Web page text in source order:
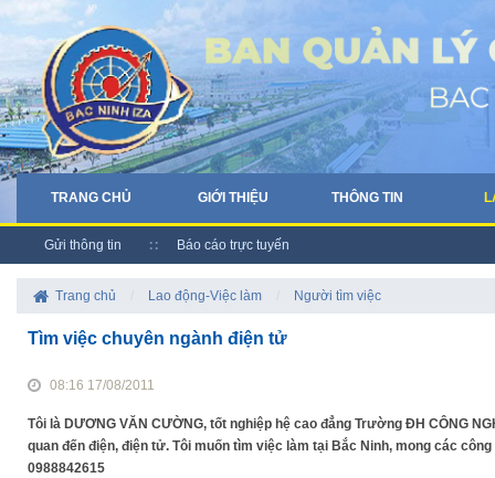
TRANG CHỦ GIỚI THIỆU THÔNG TIN
Gửi thông tin Báo cáo trực tuyến
Trang chủ Lao động-Việc làm Người tìm việc
Tìm việc chuyên ngành điện tử
08:16 17/08/2011
Tôi là DƯƠNG VĂN CƯỜNG, tốt nghiệp hệ cao đẳng Trường ĐH CÔNG
quan đến điện, điện tử. Tôi muốn tìm việc làm tại Bắc Ninh, mong các
0988842615